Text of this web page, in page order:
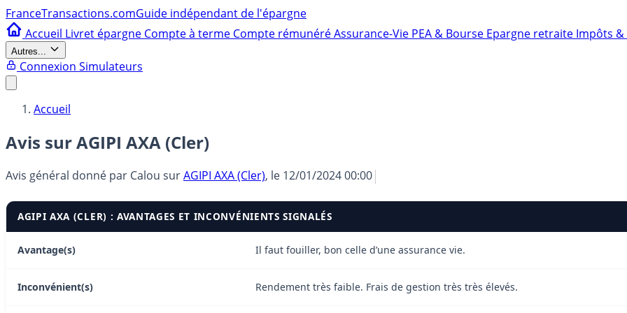
FranceTransactions.comGuide indépendant de l'épargne
Accueil Livret épargne Compte à terme Compte rémunéréAssurance-Vie PEA & Bourse Epargne retraite Impôts &
Autres...
Connexion Simulateurs
Accueil
Avis sur AGIPI AXA (Cler)
Avis général donné par Calou surAGIPI AXA (Cler), le 12/01/2024 00:00
AGIPI AXA (CLER) : AVANTAGES ET INCONVÉNIENTS SIGNALÉS
Avantage(s) Il faut fouiller, bon celle d’une assurance vie.
Inconvénient(s) Rendement très faible. Frais de gestion très très élevés.